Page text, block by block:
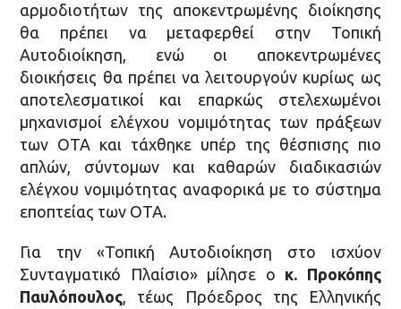
αρμοδιοτήτων της αποκεντρωμένης διοίκησης
θα πρέπει να μεταφερθεί στην Τοπική
Αυτοδιοίκηση, ενώ οι αποκεντρωμένες
διοικήσεις θα πρέπει να λειτουργούν κυρίως ως
αποτελεσματικοί και επαρκώς στελεχωμένοι
μηχανισμοί ελέγχου νομιμότητας των πράξεων
των ΟΤΑ και τάχθηκε υπέρ της θέσπισης πιο
απλών, σύντομων και καθαρών διαδικασιών
ελέγχου νομιμότητας αναφορικά με το σύστημα
εποπτείας των ΟΤΑ.
Για την «Τοπική Αυτοδιοίκηση στο ισχύον
Συνταγματικό Πλαίσιο» μίλησε ο κ. Προκόπης
Παυλόπουλος, τέως Πρόεδρος της Ελληνικής